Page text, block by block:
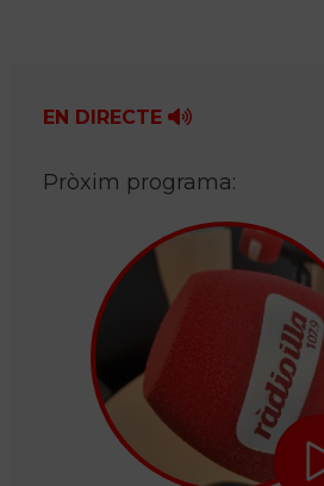
EN DIRECTE
Pròxim programa: